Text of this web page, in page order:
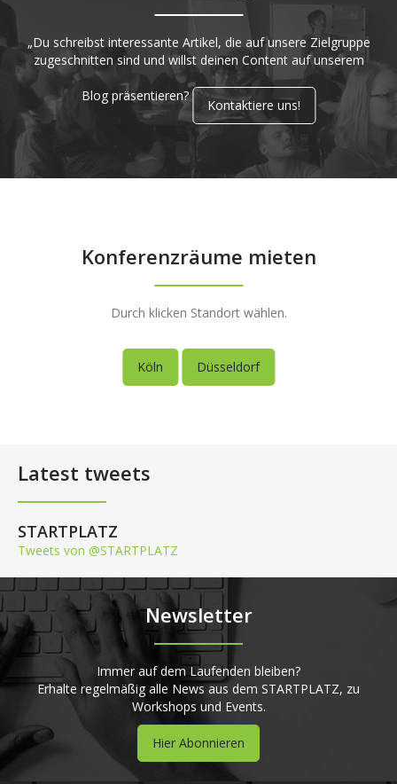
„Du schreibst interessante Artikel, die auf unsere Zielgruppe
zugeschnitten sind und willst deinen Content auf unserem
Blog präsentieren?
Kontaktiere uns!
Konferenzräume mieten
Durch klicken Standort wählen.
Köln Düsseldorf
Latest tweets
STARTPLATZ
Tweets von @STARTPLATZ
Newsletter
Immer auf dem Laufenden bleiben?
Erhalte regelmäßig alle News aus dem STARTPLATZ, zu
Workshops und Events.
Hier Abonnieren